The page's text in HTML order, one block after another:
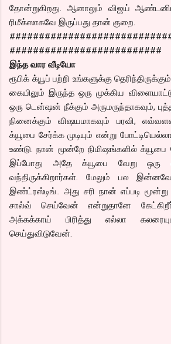
தோன்றுகிறது. ஆனாலும் விஜய்
ரிமீக்ஸாகவே இருப்பது தான் குறை.
##########################
இந்த வார வீடியோ
ரூபிக் க்யூப் பற்றி உங்களுக்கு
கையிலும் இருந்த ஒரு முக்கிய
ஒரு டென்ஷன் நீக்கும் அருமருந்தாகவும்,
நினைக்கும் விஷயமாகவும் பரவி,
க்யூபை சேர்க்க முடியும் என்று
உண்டு. நான் மூன்றே நிமிஷங்களில் க்யூபை
இப்போது அதே க்யூபை வேறு ஒரு
வந்திருக்கிறார்கள். மேலும் பல
இண்ட்ரஸ்டிங்.. அது சரி நான் எப்படி
சால்வ் செய்வேன் என்றுதானே
அக்கக்காய் பிரித்து எல்லா
செய்துவிடுவேன்.